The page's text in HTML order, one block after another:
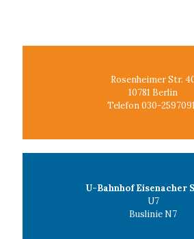
Rosenheimer Str.
10781 Berlin
Telefon 030-
U-Bahnhof Eisenacher
U7
Buslinie N7